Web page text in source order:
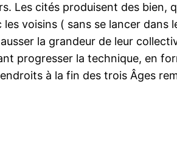
Les cités produisent des bien,
voisins ( sans se lancer dans
la grandeur de leur
progresser la technique, en
à la fin des trois Âges